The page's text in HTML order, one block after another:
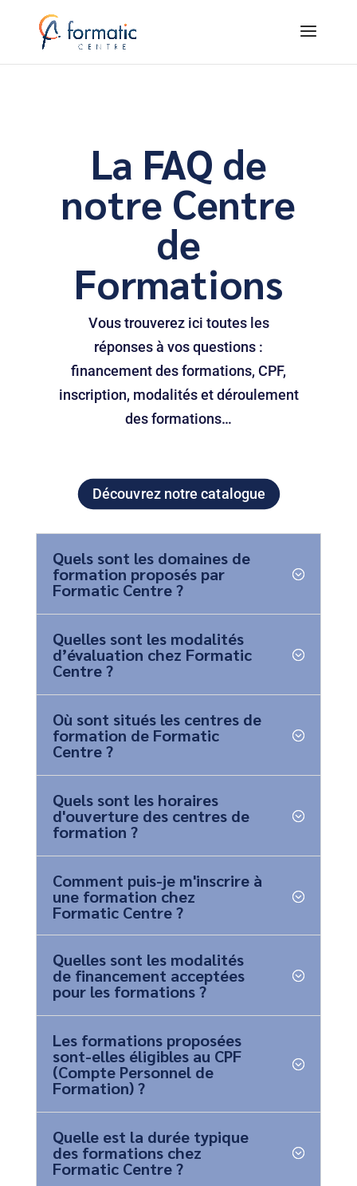
La FAQ de
notre Centre
de
Formations
Vous trouverez ici toutes les
réponses à vos questions :
financement des formations, CPF,
inscription, modalités et déroulement
des formations…
Découvrez notre catalogue
Quels sont les domaines de
formation proposés par
Formatic Centre ?
Quelles sont les modalités
d’évaluation chez Formatic
Centre ?
Où sont situés les centres de
formation de Formatic
Centre ?
Quels sont les horaires
d'ouverture des centres de
formation ?
Comment puis-je m'inscrire à
une formation chez
Formatic Centre ?
Quelles sont les modalités
de financement acceptées
pour les formations ?
Les formations proposées
sont-elles éligibles au CPF
(Compte Personnel de
Formation) ?
Quelle est la durée typique
des formations chez
Formatic Centre ?